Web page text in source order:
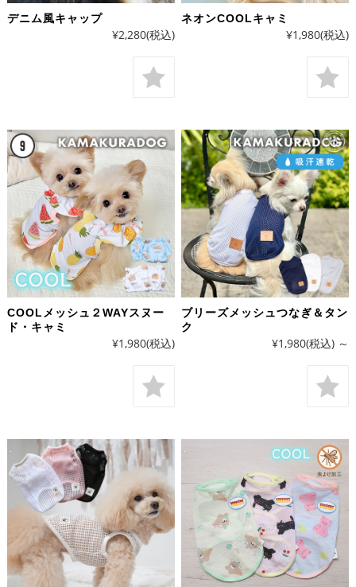
デニム風キャップ
¥2,280(税込)
ネオンCOOLキャミ
¥1,980(税込)
COOLメッシュ２WAYスヌー
ド・キャミ
¥1,980(税込)
ブリーズメッシュつなぎ＆タン
ク
¥1,980(税込) ～